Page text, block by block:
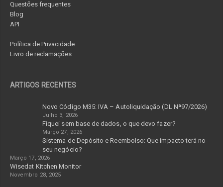
Questões frequentes
Blog
API
Política de Privacidade
Livro de reclamações
ARTIGOS RECENTES
Novo Código M35: IVA – Autoliquidação (DL Nª97/2026)
Julho 3, 2026
Fiquei sem base de dados, o que devo fazer?
Março 27, 2026
Sistema de Depósito e Reembolso: Que impacto terá no
seu negócio?
Março 17, 2026
Wisedat Kitchen Monitor
Novembro 28, 2025